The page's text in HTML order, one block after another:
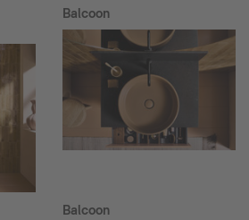
Balcoon
Balcoon